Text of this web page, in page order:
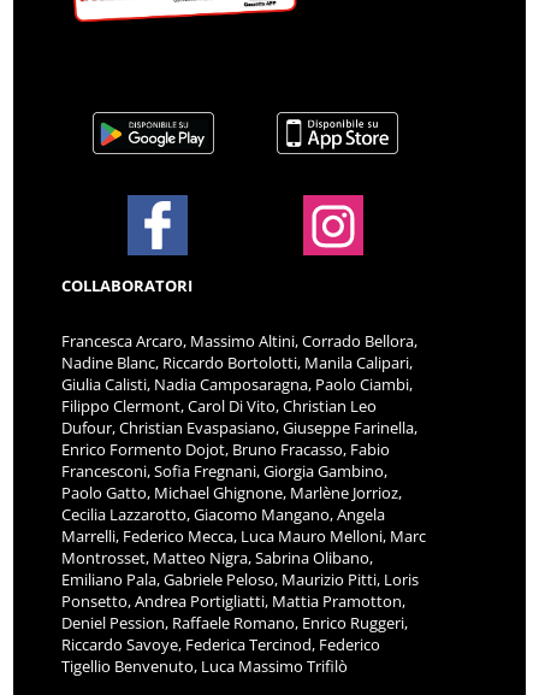
COLLABORATORI
Francesca Arcaro, Massimo Altini, Corrado Bellora,
Nadine Blanc, Riccardo Bortolotti, Manila Calipari,
Giulia Calisti, Nadia Camposaragna, Paolo Ciambi,
Filippo Clermont, Carol Di Vito, Christian Leo
Dufour, Christian Evaspasiano, Giuseppe Farinella,
Enrico Formento Dojot, Bruno Fracasso, Fabio
Francesconi, Sofia Fregnani, Giorgia Gambino,
Paolo Gatto, Michael Ghignone, Marlène Jorrioz,
Cecilia Lazzarotto, Giacomo Mangano, Angela
Marrelli, Federico Mecca, Luca Mauro Melloni, Marc
Montrosset, Matteo Nigra, Sabrina Olibano,
Emiliano Pala, Gabriele Peloso, Maurizio Pitti, Loris
Ponsetto, Andrea Portigliatti, Mattia Pramotton,
Deniel Pession, Raffaele Romano, Enrico Ruggeri,
Riccardo Savoye, Federica Tercinod, Federico
Tigellio Benvenuto, Luca Massimo Trifilò